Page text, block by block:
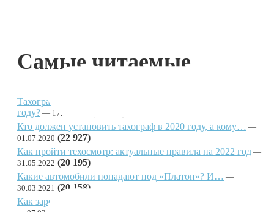
Самые читаемые
Тахографы для физлиц: кто должен установить в 2021
году?
17.02.2021
Кто должен установить тахограф в 2020 году, а кому…
01.07.2020 (22 927)
Как пройти техосмотр: актуальные правила на 2022 год
31.05.2022 (20 195)
Какие автомобили попадают под «Платон»? И…
30.03.2021 (20 158)
Как зарегистрироваться в РНИС и получить пропуск для…